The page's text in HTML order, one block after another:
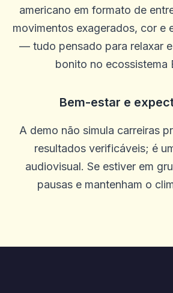
americano em formato de
movimentos exagerados, cor e
— tudo pensado para relaxar
bonito no ecossistema
Bem-estar e
A demo não simula carreiras
resultados verificáveis; é
audiovisual. Se estiver em
pausas e mantenham o
Meu gerente de conta, Graham, foi ótimo e
jogo.
0 0
Caztro Comptoon
2025-10-03 11:10:46
Bom site!
0
Ella
2025-09-29 00:46:41
Classificações úteis e resumos de bônus,
0 0